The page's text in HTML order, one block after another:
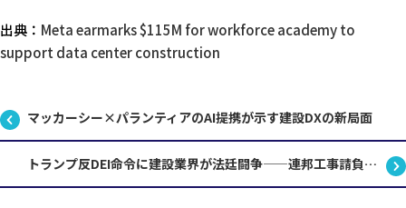
出典： Meta earmarks $115M for workforce academy to
support data center construction
マッカーシー×パランティアのAI提携が示す建設DXの新局面
トランプ反DEI命令に建設業界が法廷闘争——連邦工事請負企業の苦境と日本への示唆